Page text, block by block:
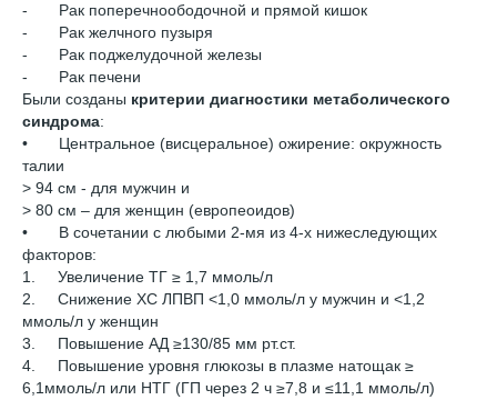
- Рак поперечноободочной и прямой кишок
- Рак желчного пузыря
- Рак поджелудочной железы
- Рак печени
Были созданы критерии диагностики метаболического
синдрома:
• Центральное (висцеральное) ожирение: окружность
талии
> 94 см - для мужчин и
> 80 см – для женщин (европеоидов)
• В сочетании с любыми 2-мя из 4-х нижеследующих
факторов:
1. Увеличение ТГ ≥ 1,7 ммоль/л
2. Снижение ХС ЛПВП <1,0 ммоль/л у мужчин и <1,2
ммоль/л у женщин
3. Повышение АД ≥130/85 мм рт.ст.
4. Повышение уровня глюкозы в плазме натощак ≥
6,1ммоль/л или НТГ (ГП через 2 ч ≥7,8 и ≤11,1 ммоль/л)